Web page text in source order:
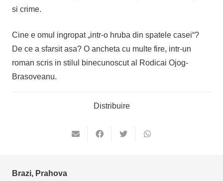
si crime.
Cine e omul ingropat „intr-o hruba din spatele casei“?
De ce a sfarsit asa? O ancheta cu multe fire, intr-un
roman scris in stilul binecunoscut al Rodicai Ojog-
Brasoveanu.
Distribuire
Brazi, Prahova